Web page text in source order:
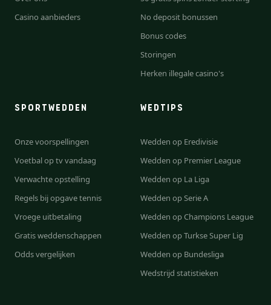
Casino aanbieders
No deposit bonussen
Bonus codes
Storingen
Herken illegale casino's
SPORTWEDDEN
Onze voorspellingen
Voetbal op tv vandaag
Verwachte opstelling
Regels bij opgave tennis
Vroege uitbetaling
Gratis weddenschappen
Odds vergelijken
WEDTIPS
Wedden op Eredivisie
Wedden op Premier League
Wedden op La Liga
Wedden op Serie A
Wedden op Champions League
Wedden op Turkse Super Lig
Wedden op Bundesliga
Wedstrijd statistieken